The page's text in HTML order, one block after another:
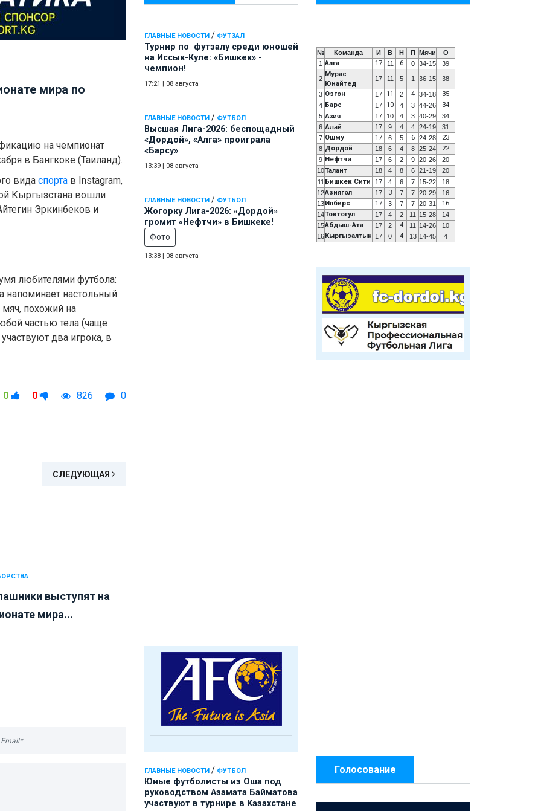
ГЛАВНЫЕ НОВОСТИ / ФУТЗАЛ
Турнир по футзалу среди юношей
на Иссык-Куле: «Бишкек» -
чемпион!
17:21 08 августа
ГЛАВНЫЕ НОВОСТИ / ФУТБОЛ
Высшая Лига-2026: беспощадный
«Дордой», «Алга» проиграла
«Барсу»
13:39 08 августа
ГЛАВНЫЕ НОВОСТИ / ФУТБОЛ
Жогорку Лига-2026: «Дордой»
громит «Нефтчи» в Бишкеке!
Фото
13:38 08 августа
ГЛАВНЫЕ НОВОСТИ / ФУТБОЛ
Юные футболисты из Оша под
руководством Азамата Байматова
участвуют в турнире в Казахстане
мира по
на чемпионат
в Бангкоке (Таиланд).
вида спорта в Instagram,
Кыргызстана вошли
Эркинбеков и
любителями футбола:
напоминает настольный
мяч, похожий на
частью тела (чаще
два игрока, в
0 0 826 0
СЛЕДУЮЩАЯ
выступят на
мира...
№ Команда И В Н П Мячи
О
1 Алга 17 11 6 0 34-15 39
2
Мурас
Юнайтед
17 11 5 1 36-15 38
3 Озгон 17 11 2 4 34-18 35
4 Барс 17 10 4 3 44-26 34
5 Азия 17 10 4 3 40-29
34
6 Алай 17 9 4 4 24-19
31
7 Ошму 17 6 5 6 24-28 23
8 Дордой 18 6 4 8 25-24 22
9 Нефтчи 17 6 2 9 20-26
20
10Талант 18 4 8 6 21-19
20
11 Бишкек Сити 17 4 6 7 15-22
18
12Азиягол 17 3 7 7 20-29
16
13 Илбирс 17 3 7 7 20-31 16
14Токтогул 17 4 2 11 15-28
14
15Абдыш-Ата 17 2 4 11 14-26
10
16 Кыргызалтын 17 0 4 13 14-45 4
Голосование